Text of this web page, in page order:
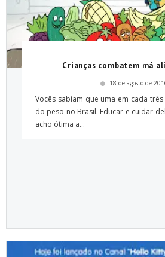
Crianças combatem má
18 de agosto de
Vocês sabiam que uma em cada
do peso no Brasil. Educar e cuidar
acho ótima a...